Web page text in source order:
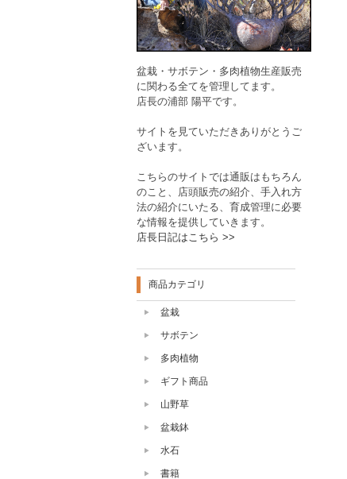
盆栽・サボテン・多肉植物生産販売
に関わる全てを管理してます。
店長の浦部 陽平です。
サイトを見ていただきありがとうご
ざいます。
こちらのサイトでは通販はもちろん
のこと、店頭販売の紹介、手入れ方
法の紹介にいたる、育成管理に必要
な情報を提供していきます。
店長日記はこちら >>
商品カテゴリ
盆栽
サボテン
多肉植物
ギフト商品
山野草
盆栽鉢
水石
書籍